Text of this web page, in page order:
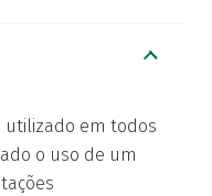
utilizado em todos
o uso de um